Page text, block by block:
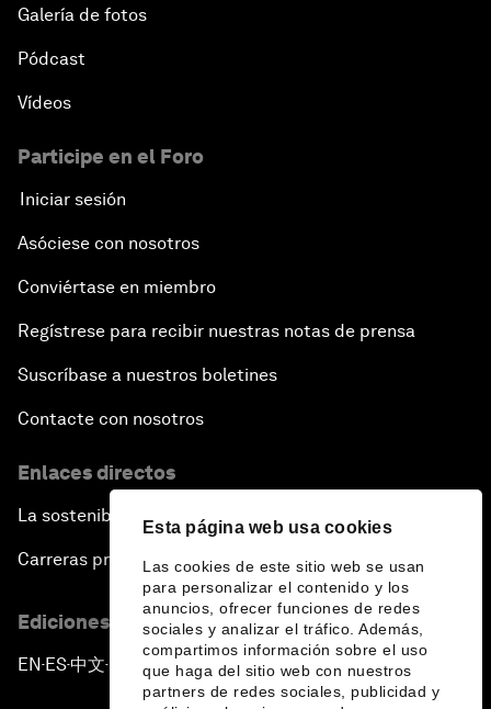
Esta página web usa cookies
Las cookies de este sitio web se usan
para personalizar el contenido y los
anuncios, ofrecer funciones de redes
sociales y analizar el tráfico. Además,
compartimos información sobre el uso
que haga del sitio web con nuestros
partners de redes sociales, publicidad y
Galería de fotos
Pódcast
Vídeos
Participe en el Foro
Iniciar sesión
Asóciese con nosotros
Conviértase en miembro
Regístrese para recibir nuestras notas de prensa
Suscríbase a nuestros boletines
Contacte con nosotros
Enlaces directos
La sostenibilidad en el Foro
Carreras profesionales
Ediciones en otros idiomas
EN ▪ ES▪中文▪ 日本語